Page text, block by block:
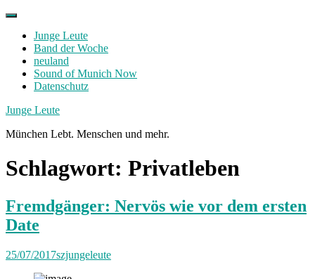
Skip
contentJunge Leute
Band der Woche
neuland
Sound of Munich Now
Datenschutz
Facebook
Twitter
Instagram
Junge Leute
München Lebt. Menschen und mehr.
Schlagwort: Privatleben
Fremdgänger: Nervös wie vor dem ersten
Date
25/07/2017szjungeleute